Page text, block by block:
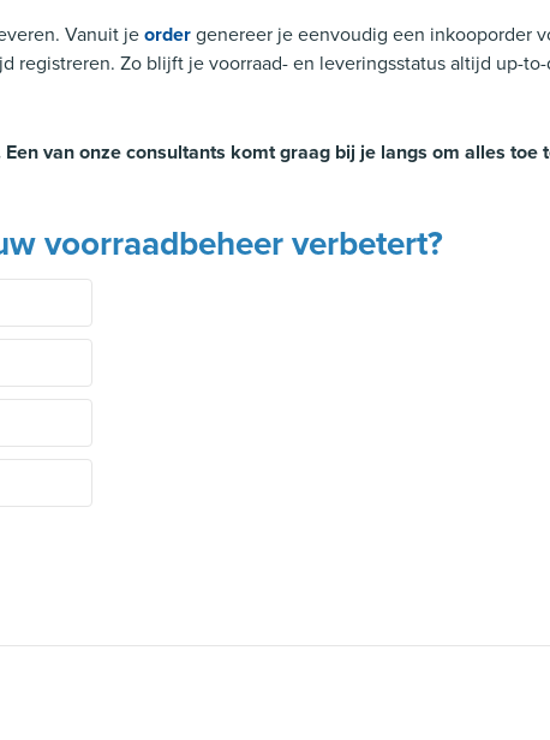
Vanuit jeordergenereer je eenvoudig een inkooporder
Zo blijft je voorraad- en leveringsstatus altijd up-to-
van onze consultants komt graag bij je langs om alles toe
voorraadbeheer verbetert?